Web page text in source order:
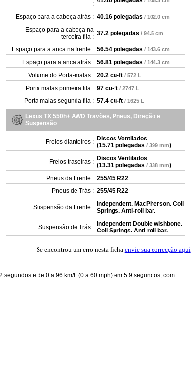
:
Espaço para a cabeça atrás : 40.16 polegadas / 102.0 cm
Espaço para a cabeça na
terceira fila : 37.2 polegadas / 94.5 cm
Espaço para a anca na frente : 56.54 polegadas / 143.6 cm
Espaço para a anca atrás : 56.81 polegadas / 144.3 cm
Volume do Porta-malas : 20.2 cu-ft / 572 L
Porta malas primeira fila : 97 cu-ft / 2747 L
Porta malas segunda fila : 57.4 cu-ft / 1625 L
Lexus TX 550h+ AWD Travões, Pneus, Direção e
Suspensão
Freios dianteiros : Discos Ventilados
(15.71 polegadas / 399 mm)
Freios traseiras : Discos Ventilados
(13.31 polegadas / 338 mm)
Pneus da Frente : 255/45 R22
Pneus de Trás : 255/45 R22
Suspensão da Frente :
Independent. MacPherson. Coil
Springs. Anti-roll bar.
Suspensão de Trás :
Independent Double wishbone.
Coil Springs. Anti-roll bar.
Se encontrou um erro nesta ficha envie sua correcção aqui
segundos e de 0 a 96 km/h (0 a 60 mph) em 5.9 segundos, com